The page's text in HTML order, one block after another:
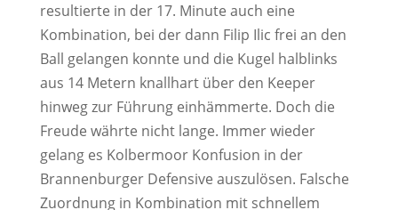
resultierte in der 17. Minute auch eine
Kombination, bei der dann Filip Ilic frei an den
Ball gelangen konnte und die Kugel halblinks
aus 14 Metern knallhart über den Keeper
hinweg zur Führung einhämmerte. Doch die
Freude währte nicht lange. Immer wieder
gelang es Kolbermoor Konfusion in der
Brannenburger Defensive auszulösen. Falsche
Zuordnung in Kombination mit schnellem